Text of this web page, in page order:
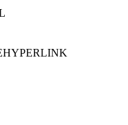
HYPERLINK